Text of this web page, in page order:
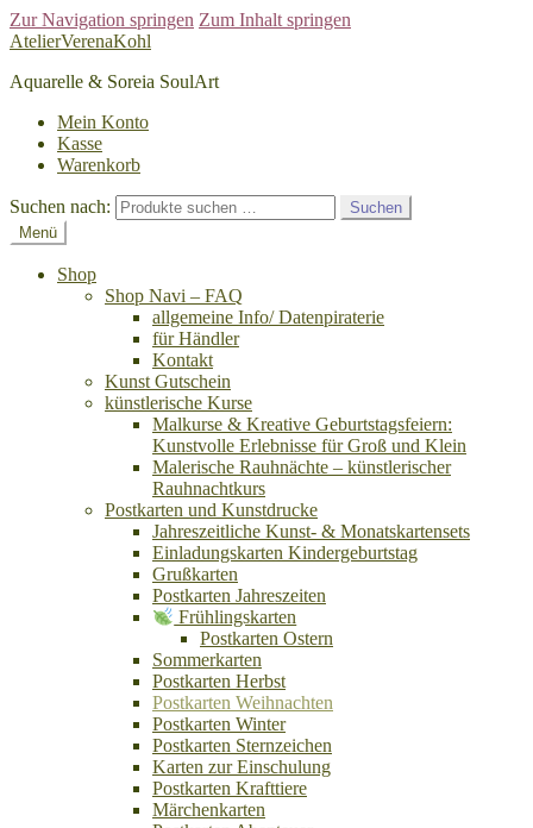
Zur Navigation springen Zum Inhalt springen
AtelierVerenaKohl
Aquarelle & Soreia SoulArt
Mein Konto
Kasse
Warenkorb
Suchen nach:
Suchen
Menü
Shop
Shop Navi – FAQ
allgemeine Info/ Datenpiraterie
für Händler
Kontakt
Kunst Gutschein
künstlerische Kurse
Malkurse & Kreative Geburtstagsfeiern:
Kunstvolle Erlebnisse für Groß und Klein
Malerische Rauhnächte – künstlerischer
Rauhnachtkurs
Postkarten und Kunstdrucke
Jahreszeitliche Kunst- & Monatskartensets
Einladungskarten Kindergeburtstag
Grußkarten
Postkarten Jahreszeiten
Frühlingskarten
Postkarten Ostern
Sommerkarten
Postkarten Herbst
Postkarten Weihnachten
Postkarten Winter
Postkarten Sternzeichen
Karten zur Einschulung
Postkarten Krafttiere
Märchenkarten